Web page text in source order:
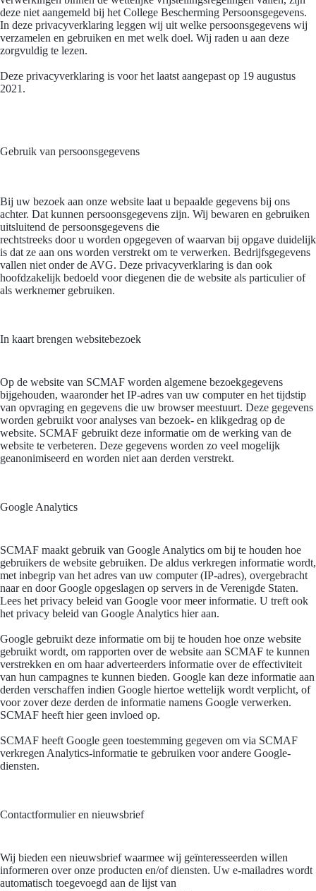
deze niet aangemeld bij het College Bescherming Persoonsgegevens.
In deze privacyverklaring leggen wij uit welke persoonsgegevens wij
verzamelen en gebruiken en met welk doel. Wij raden u aan deze
zorgvuldig te lezen.
Deze privacyverklaring is voor het laatst aangepast op 19 augustus
2021.
Gebruik van persoonsgegevens
Bij uw bezoek aan onze website laat u bepaalde gegevens bij ons
achter. Dat kunnen persoonsgegevens zijn. Wij bewaren en gebruiken
uitsluitend de persoonsgegevens die
rechtstreeks door u worden opgegeven of waarvan bij opgave duidelijk
is dat ze aan ons worden verstrekt om te verwerken. Bedrijfsgegevens
vallen niet onder de AVG. Deze privacyverklaring is dan ook
hoofdzakelijk bedoeld voor diegenen die de website als particulier of
als werknemer gebruiken.
In kaart brengen websitebezoek
Op de website van SCMAF worden algemene bezoekgegevens
bijgehouden, waaronder het IP-adres van uw computer en het tijdstip
van opvraging en gegevens die uw browser meestuurt. Deze gegevens
worden gebruikt voor analyses van bezoek- en klikgedrag op de
website. SCMAF gebruikt deze informatie om de werking van de
website te verbeteren. Deze gegevens worden zo veel mogelijk
geanonimiseerd en worden niet aan derden verstrekt.
Google Analytics
SCMAF maakt gebruik van Google Analytics om bij te houden hoe
gebruikers de website gebruiken. De aldus verkregen informatie wordt,
met inbegrip van het adres van uw computer (IP-adres), overgebracht
naar en door Google opgeslagen op servers in de Verenigde Staten.
Lees het privacy beleid van Google voor meer informatie. U treft ook
het privacy beleid van Google Analytics hier aan.
Google gebruikt deze informatie om bij te houden hoe onze website
gebruikt wordt, om rapporten over de website aan SCMAF te kunnen
verstrekken en om haar adverteerders informatie over de effectiviteit
van hun campagnes te kunnen bieden. Google kan deze informatie aan
derden verschaffen indien Google hiertoe wettelijk wordt verplicht, of
voor zover deze derden de informatie namens Google verwerken.
SCMAF heeft hier geen invloed op.
SCMAF heeft Google geen toestemming gegeven om via SCMAF
verkregen Analytics-informatie te gebruiken voor andere Google-
diensten.
Contactformulier en nieuwsbrief
Wij bieden een nieuwsbrief waarmee wij geïnteresseerden willen
informeren over onze producten en/of diensten. Uw e-mailadres wordt
automatisch toegevoegd aan de lijst van